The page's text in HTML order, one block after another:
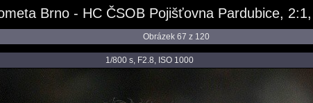
Brno - HC ČSOB Pojišťovna Pardubice,
Obrázek 67 z 120
1/800 s, F2.8, ISO 1000